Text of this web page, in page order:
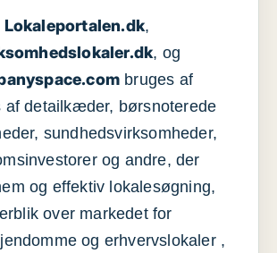
Lokaleportalen.dk,
, og
bruges af
af detailkæder, børsnoterede
sundhedsvirksomheder,
og andre, der
og effektiv lokalesøgning,
over markedet for
og erhvervslokaler ,